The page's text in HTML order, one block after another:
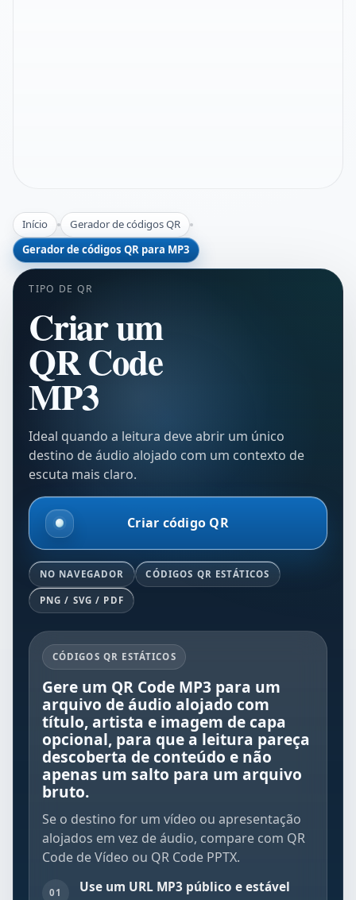
Início
Gerador de códigos QR
Gerador de códigos QR para MP3
TIPO DE QR
Criar um
QR Code
MP3
Ideal quando a leitura deve abrir um único
destino de áudio alojado com um contexto de
escuta mais claro.
Criar código QR
NO NAVEGADOR CÓDIGOS QR ESTÁTICOS
PNG / SVG / PDF
CÓDIGOS QR ESTÁTICOS
Gere um QR Code MP3 para um
arquivo de áudio alojado com
título, artista e imagem de capa
opcional, para que a leitura pareça
descoberta de conteúdo e não
apenas um salto para um arquivo
bruto.
Se o destino for um vídeo ou apresentação
alojados em vez de áudio, compare com QR
Code de Vídeo ou QR Code PPTX.
01 Use um URL MP3 público e estável